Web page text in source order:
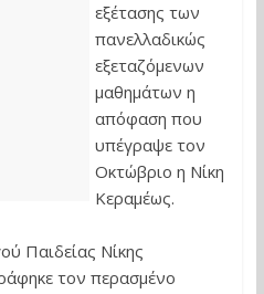
εξέτασης των
πανελλαδικώς
εξεταζόμενων
μαθημάτων η
απόφαση που
υπέγραψε τον
Οκτώβριο η Νίκη
Κεραμέως.
Παιδείας Νίκης
τον περασμένο